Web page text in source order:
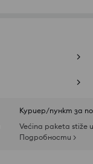
Куриер/пункт за
Većina paketa stiže
Подробности >